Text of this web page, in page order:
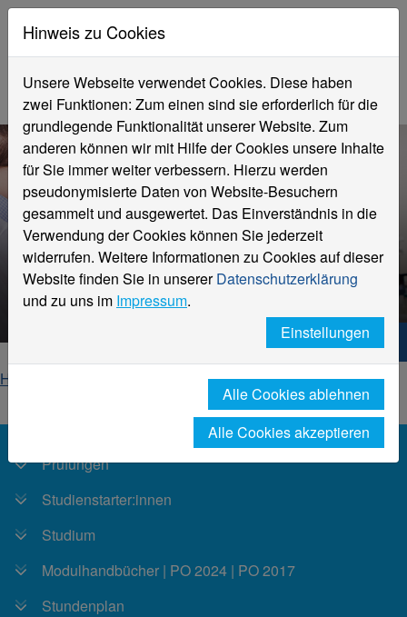
Für Studierende &
Studienanfänger:innen
Hochschule Niederrhein. Dein Weg.
Home
Fachbereich Chemie
Prüfungen
Studienstarter:innen
Studium
Modulhandbücher | PO 2024 | PO 2017
Stundenplan
Hinweis zu Cookies
Unsere Webseite verwendet Cookies. Diese haben
zwei Funktionen: Zum einen sind sie erforderlich für die
grundlegende Funktionalität unserer Website. Zum
anderen können wir mit Hilfe der Cookies unsere Inhalte
für Sie immer weiter verbessern. Hierzu werden
pseudonymisierte Daten von Website-Besuchern
gesammelt und ausgewertet. Das Einverständnis in die
Verwendung der Cookies können Sie jederzeit
widerrufen. Weitere Informationen zu Cookies auf dieser
Website finden Sie in unsererDatenschutzerklärung
und zu uns im Impressum.
Einstellungen
Alle Cookies ablehnen
Alle Cookies akzeptieren